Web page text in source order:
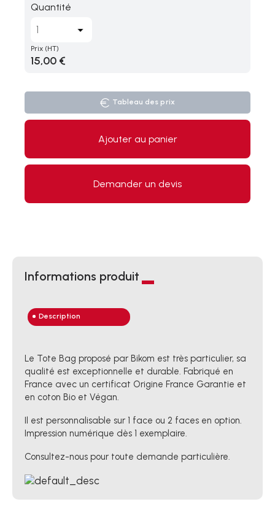
Quantité
Prix (HT)
15,00 €
Tableau des prix
Ajouter au panier
Demander un devis
Informations produit
Description
Le Tote Bag proposé par Bikom est très particulier, sa
qualité est exceptionnelle et durable. Fabriqué en
France avec un certificat Origine France Garantie et
en coton Bio et Végan.
Il est personnalisable sur 1 face ou 2 faces en option.
Impression numérique dès 1 exemplaire.
Consultez-nous pour toute demande particulière.